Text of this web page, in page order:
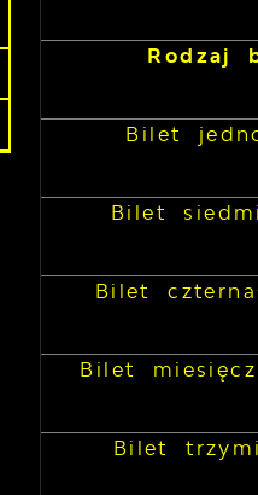
Rodzaj
Bilet
Bilet
Bilet
Bilet
Bilet